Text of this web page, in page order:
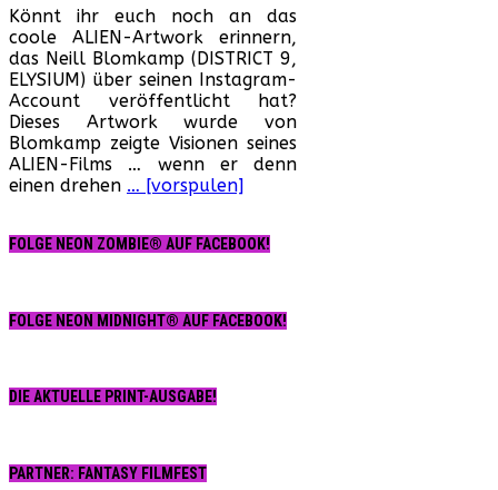
will
einen
fünften
ALIEN-
Film
mit
Neill
Blomkamp
als
…!?
Könnt ihr euch noch an das
coole ALIEN-Artwork erinnern,
das Neill Blomkamp (DISTRICT 9,
ELYSIUM) über seinen Instagram-
Account veröffentlicht hat?
Dieses Artwork wurde von
Blomkamp zeigte Visionen seines
ALIEN-Films … wenn er denn
einen drehen … [vorspulen]
FOLGE NEON ZOMBIE® AUF FACEBOOK!
FOLGE NEON MIDNIGHT® AUF FACEBOOK!
DIE AKTUELLE PRINT-AUSGABE!
PARTNER: FANTASY FILMFEST